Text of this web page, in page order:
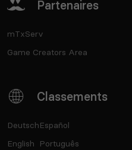
Partenaires
mTxServ
Game Creators Area
Classements
Deutsch
English
Español
Português